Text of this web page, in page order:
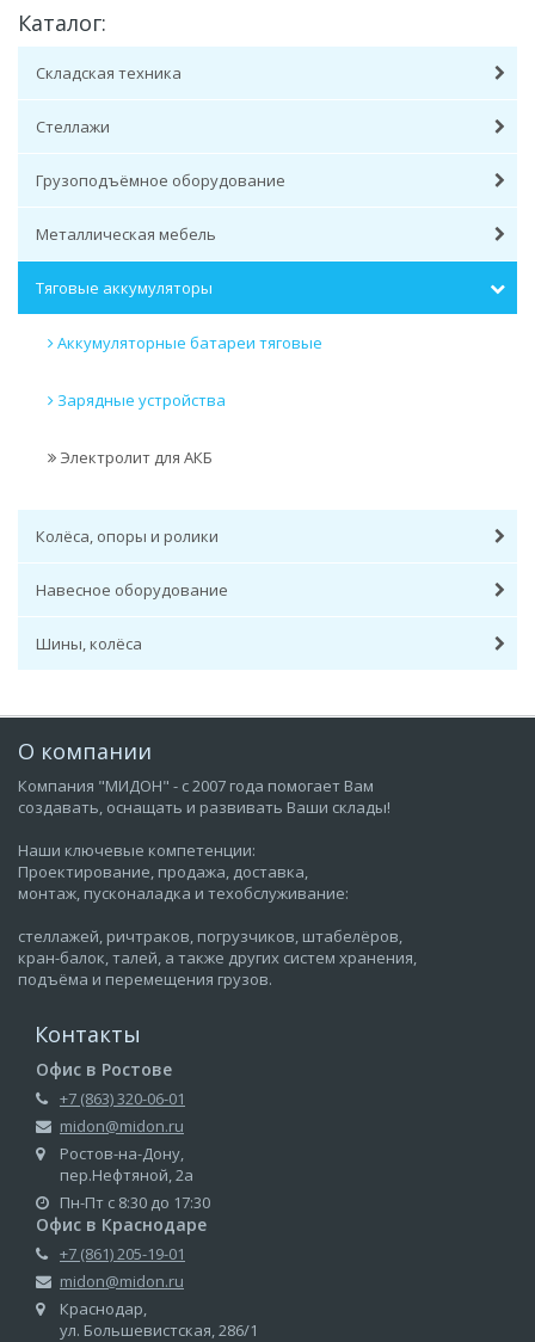
Каталог:
Складская техника
Стеллажи
Грузоподъёмное оборудование
Металлическая мебель
Тяговые аккумуляторы
Аккумуляторные батареи тяговые
Зарядные устройства
Электролит для АКБ
Колёса, опоры и ролики
Навесное оборудование
Шины, колёса
О компании
Компания "МИДОН" - с 2007 года помогает Вам
создавать, оснащать и развивать Ваши склады!
Наши ключевые компетенции:
Проектирование, продажа, доставка,
монтаж, пусконаладка и техобслуживание:
стеллажей, ричтраков, погрузчиков, штабелёров,
кран-балок, талей, а также других систем хранения,
подъёма и перемещения грузов.
Контакты
Офис в Ростове
+7 (863) 320-06-01
midon@midon.ru
Ростов-на-Дону,
пер.Нефтяной, 2а
Пн-Пт с 8:30 до 17:30
Офис в Краснодаре
+7 (861) 205-19-01
midon@midon.ru
Краснодар,
ул. Большевистская, 286/1